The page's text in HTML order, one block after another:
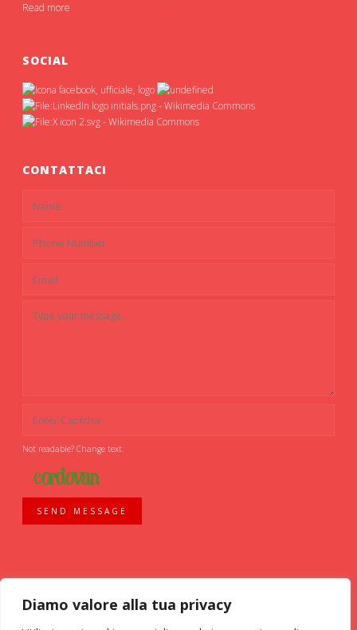
Diamo valore alla tua privacy
Read more
SOCIAL
CONTATTACI
Not readable? Change text.
SEND MESSAGE